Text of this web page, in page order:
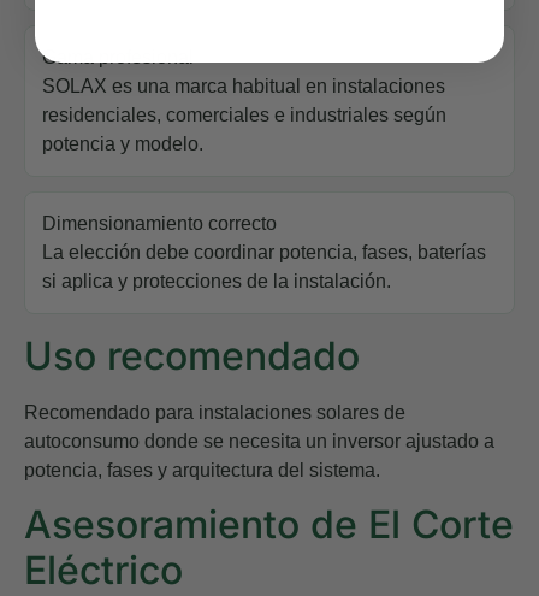
Gama profesional
SOLAX es una marca habitual en instalaciones
residenciales, comerciales e industriales según
potencia y modelo.
Dimensionamiento correcto
La elección debe coordinar potencia, fases, baterías
si aplica y protecciones de la instalación.
Uso recomendado
Recomendado para instalaciones solares de
autoconsumo donde se necesita un inversor ajustado a
potencia, fases y arquitectura del sistema.
Asesoramiento de El Corte
Eléctrico